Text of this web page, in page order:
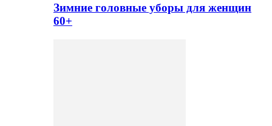
Зимние головные уборы для женщин
60+